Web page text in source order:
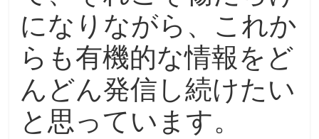
になりながら、これか
らも有機的な情報をど
んどん発信し続けたい
と思っています。